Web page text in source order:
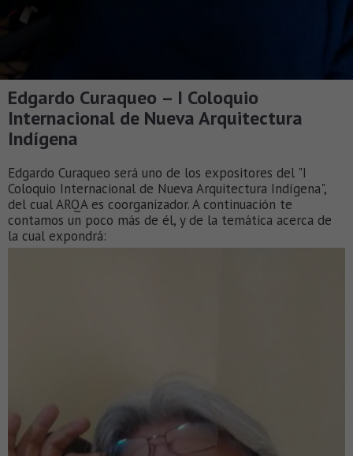
Edgardo Curaqueo – I Coloquio
Internacional de Nueva Arquitectura
Indígena
Edgardo Curaqueo será uno de los expositores del "I
Coloquio Internacional de Nueva Arquitectura Indígena",
del cual ARQA es coorganizador. A continuación te
contamos un poco más de él, y de la temática acerca de
la cual expondrá: